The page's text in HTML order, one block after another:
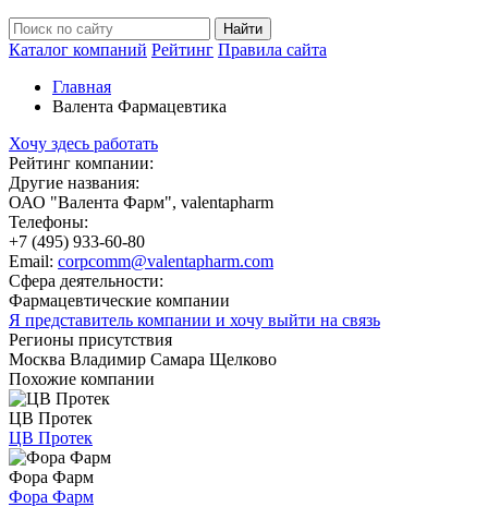
Найти
Каталог компаний Рейтинг Правила сайта
Главная
Валента Фармацевтика
Хочу здесь работать
Рейтинг компании:
Другие названия:
ОАО "Валента Фарм", valentapharm
Телефоны:
+7 (495) 933-60-80
Email: corpcomm@valentapharm.com
Сфера деятельности:
Фармацевтические компании
Я представитель компании и хочу выйти на связь
Регионы присутствия
Москва Владимир Самара Щелково
Похожие компании
ЦВ Протек
ЦВ Протек
Фора Фарм
Фора Фарм